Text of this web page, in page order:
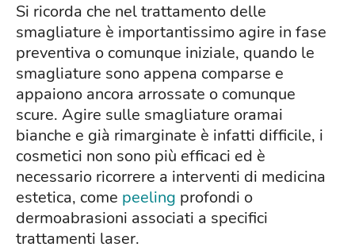
Si ricorda che nel trattamento delle
smagliature è importantissimo agire in fase
preventiva o comunque iniziale, quando le
smagliature sono appena comparse e
appaiono ancora arrossate o comunque
scure. Agire sulle smagliature oramai
bianche e già rimarginate è infatti difficile, i
cosmetici non sono più efficaci ed è
necessario ricorrere a interventi di medicina
estetica, come peeling profondi o
dermoabrasioni associati a specifici
trattamenti laser.